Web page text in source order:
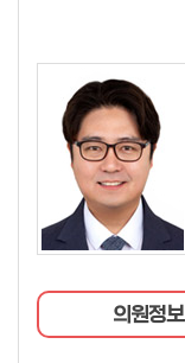
의원정보
의원정보
의원정보
의원정보
의원정보
의원정보
의원정보
의원정보
의원정보
의원정보
의원정보
의원정보
의원정보
의원정보